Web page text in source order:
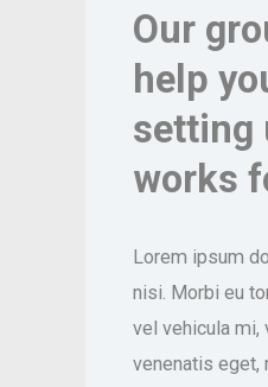
Our
help
setting
works
Lorem ipsum
nisi. Morbi eu
vel vehicula mi,
venenatis eget,